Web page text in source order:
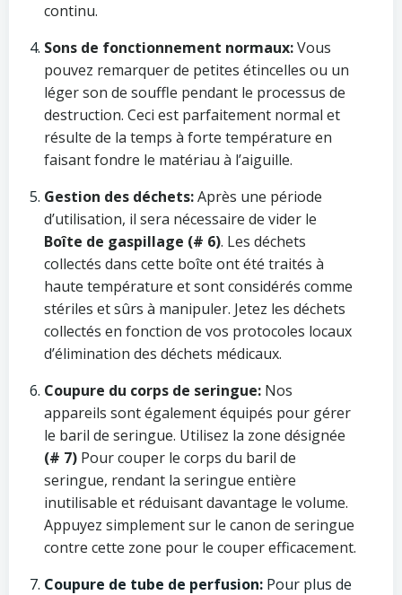
continu.
Sons de fonctionnement normaux:Vous
pouvez remarquer de petites étincelles ou un
léger son de souffle pendant le processus de
destruction. Ceci est parfaitement normal et
résulte de la temps à forte température en
faisant fondre le matériau à l’aiguille.
Gestion des déchets:Après une période
d’utilisation, il sera nécessaire de vider le
Boîte de gaspillage (# 6). Les déchets
collectés dans cette boîte ont été traités à
haute température et sont considérés comme
stériles et sûrs à manipuler. Jetez les déchets
collectés en fonction de vos protocoles locaux
d’élimination des déchets médicaux.
Coupure du corps de seringue: Nos
appareils sont également équipés pour gérer
le baril de seringue. Utilisez la zone désignée
(# 7) Pour couper le corps du baril de
seringue, rendant la seringue entière
inutilisable et réduisant davantage le volume.
Appuyez simplement sur le canon de seringue
contre cette zone pour le couper efficacement.
Coupure de tube de perfusion: Pour plus de